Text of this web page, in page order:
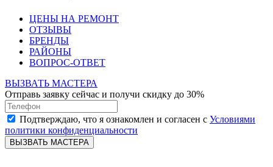
ЦЕНЫ НА РЕМОНТ
ОТЗЫВЫ
БРЕНДЫ
РАЙОНЫ
ВОПРОС-ОТВЕТ
ВЫЗВАТЬ МАСТЕРА
Отправь заявку сейчас и получи скидку до 30%
Подтверждаю, что я ознакомлен и согласен с Условиями
политики конфиденциальности
ВЫЗВАТЬ МАСТЕРА